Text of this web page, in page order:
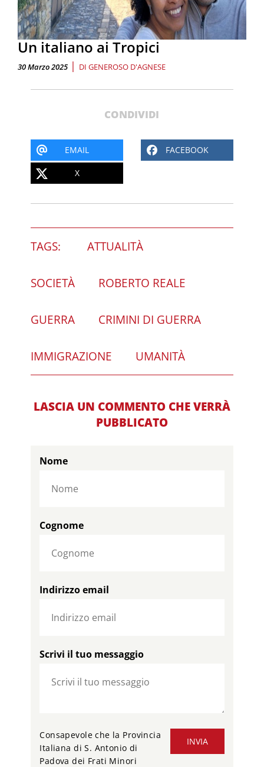
Un italiano ai Tropici
30 Marzo 2025 | DI GENEROSO D'AGNESE
CONDIVIDI
EMAIL FACEBOOK
X
TAGS: ATTUALITÀ
SOCIETÀ ROBERTO REALE
GUERRA CRIMINI DI GUERRA
IMMIGRAZIONE UMANITÀ
LASCIA UN COMMENTO CHE VERRÀ
PUBBLICATO
Nome
Cognome
Indirizzo email
Scrivi il tuo messaggio
INVIA
Consapevole che la Provincia
Italiana di S. Antonio di
Padova dei Frati Minori